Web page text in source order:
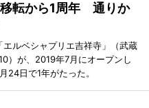
転から1周年 通りか
ルベシャプリエ吉祥寺」（武蔵
）が、2019年7月にオープンし
24日で1年がたった。